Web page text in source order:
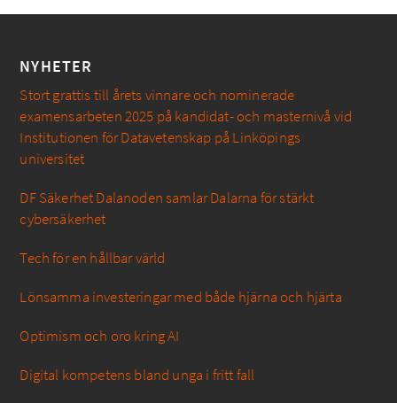
NYHETER
Stort grattis till årets vinnare och nominerade
examensarbeten 2025 på kandidat- och masternivå vid
Institutionen för Datavetenskap på Linköpings
universitet
DF Säkerhet Dalanoden samlar Dalarna för stärkt
cybersäkerhet
Tech för en hållbar värld
Lönsamma investeringar med både hjärna och hjärta
Optimism och oro kring AI
Digital kompetens bland unga i fritt fall